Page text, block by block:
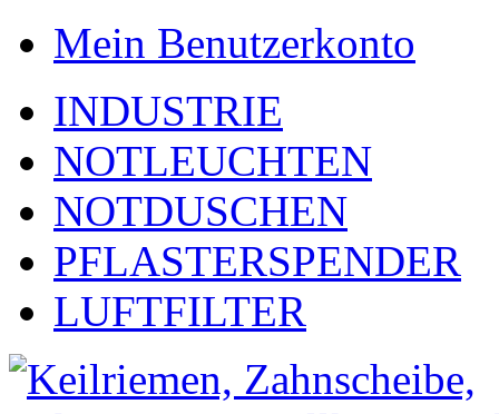
Mein Benutzerkonto
INDUSTRIE
NOTLEUCHTEN
NOTDUSCHEN
PFLASTERSPENDER
LUFTFILTER